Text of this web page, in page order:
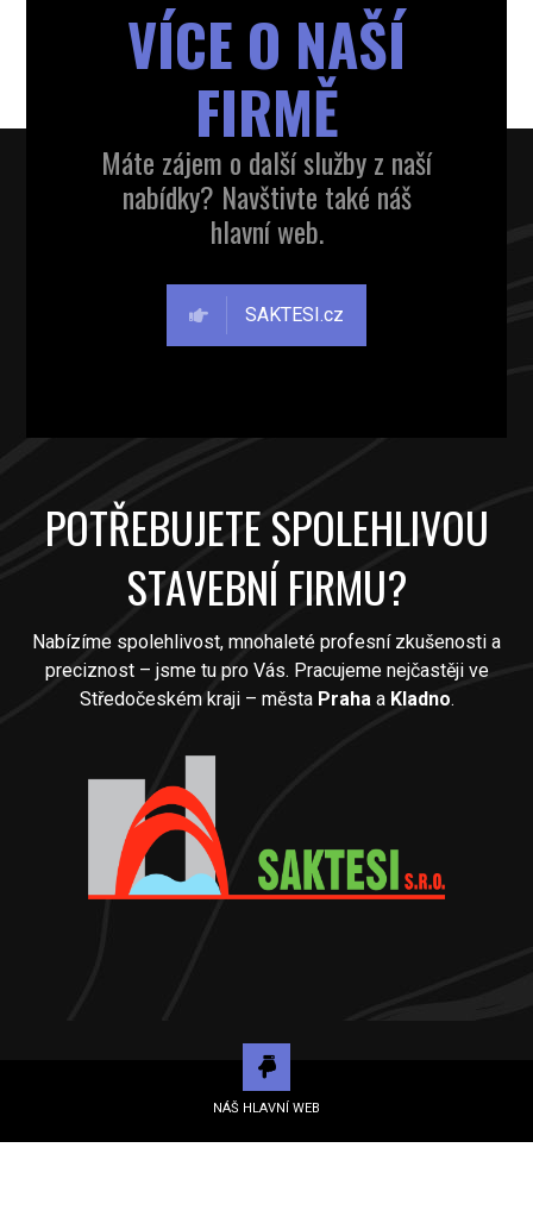
VÍCE O NAŠÍ
FIRMĚ
Máte zájem o další služby z naší
nabídky? Navštivte také náš
hlavní web.
SAKTESI.cz
POTŘEBUJETE SPOLEHLIVOU
STAVEBNÍ FIRMU?
Nabízíme spolehlivost, mnohaleté profesní zkušenosti a
preciznost – jsme tu pro Vás. Pracujeme nejčastěji ve
Středočeském kraji – města Praha a Kladno.
NÁŠ HLAVNÍ WEB